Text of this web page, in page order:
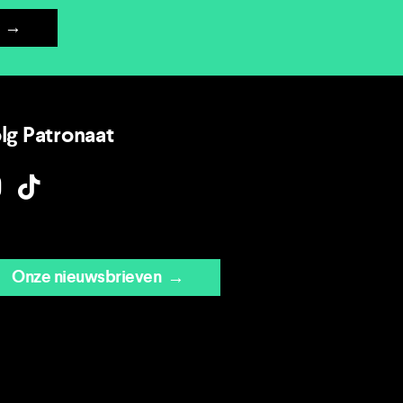
Patronaat
Onze nieuwsbrieven→